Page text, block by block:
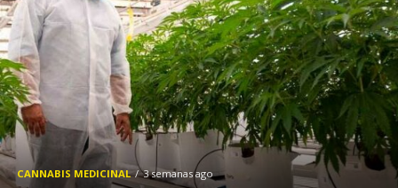
CANNABIS MEDICINAL 3 semanas ago